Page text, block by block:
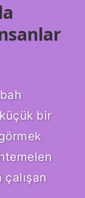
bir